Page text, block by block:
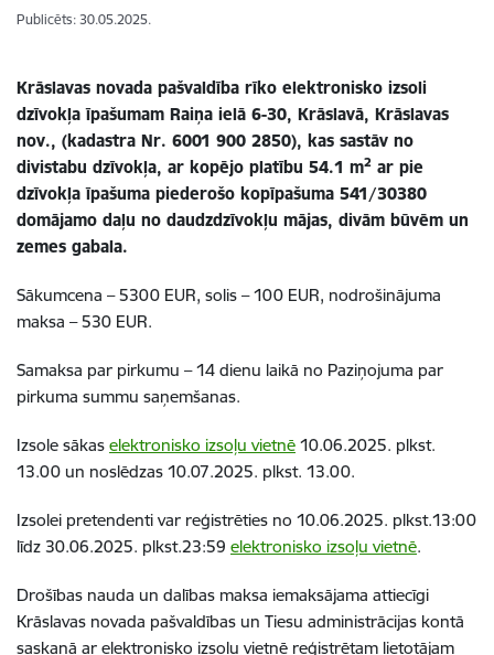
Publicēts: 30.05.2025.
Krāslavas novada pašvaldība rīko elektronisko izsoli
dzīvokļa īpašumam Raiņa ielā 6-30, Krāslavā, Krāslavas
nov., (kadastra Nr. 6001 900 2850), kas sastāv no
divistabu dzīvokļa, ar kopējo platību 54.1 m2 ar pie
dzīvokļa īpašuma piederošo kopīpašuma 541/30380
domājamo daļu no daudzdzīvokļu mājas, divām būvēm un
zemes gabala.
Sākumcena – 5300 EUR, solis – 100 EUR, nodrošinājuma
maksa – 530 EUR.
Samaksa par pirkumu – 14 dienu laikā no Paziņojuma par
pirkuma summu saņemšanas.
Izsole sākas elektronisko izsoļu vietnē 10.06.2025. plkst.
13.00 un noslēdzas 10.07.2025. plkst. 13.00.
Izsolei pretendenti var reģistrēties no 10.06.2025. plkst.13:00
līdz 30.06.2025. plkst.23:59 elektronisko izsoļu vietnē.
Drošības nauda un dalības maksa iemaksājama attiecīgi
Krāslavas novada pašvaldības un Tiesu administrācijas kontā
saskaņā ar elektronisko izsoļu vietnē reģistrētam lietotājam